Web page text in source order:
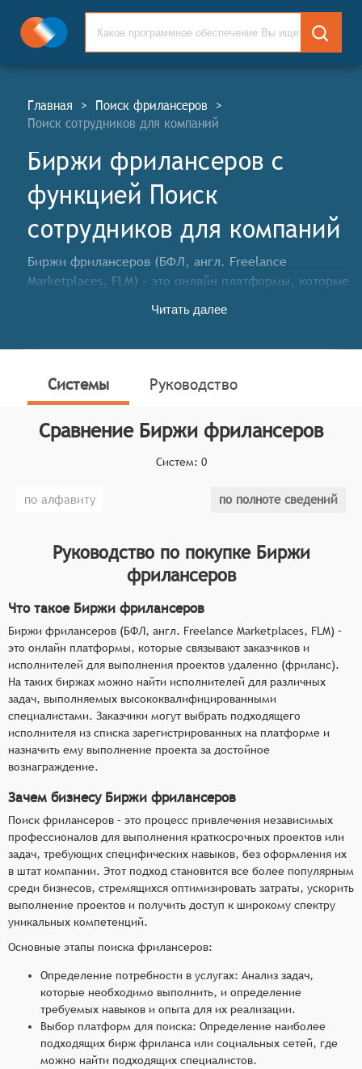
Главная > Поиск фрилансеров >
Поиск сотрудников для компаний
Биржи фрилансеров c
функцией Поиск
сотрудников для компаний
Биржи фрилансеров (БФЛ, англ. Freelance
Marketplaces, FLM) – это онлайн платформы, которые
выполнения проектов удаленно (фриланс). На таких
специалистами. Заказчики могут выбрать
подходящего исполнителя из списка
выполнение проекта за достойное вознаграждение.
Классификатор программных продуктов Соваре
для систем. Для того чтобы соответствовать
Создание проектов: Возможность создания
сроков выполнения, требований к качеству и
других важных параметров, что позволяет
работодателям чётко формулировать свои
запросы.
Поиск исполнителей: Функционал для поиска
исполнителей на основе заданных критериев,
включая профессиональные навыки, опыт
работы, отзывы клиентов и другие факторы,
что упрощает процесс выбора подходящего
Система рейтингов: Механизм оценки работы
исполнителей клиентами, включая
возможность оставлять отзывы и рейтинги, что
способствует формированию репутации и
доверия к фрилансерам.
Управление проектами: Инструменты для
управления проектами, включая отслеживание
прогресса выполнения задач, обмен файлами и
выставления счетов и оплаты выполненных
работ.
Интеграция с платёжными системами:
Возможность интеграции с популярными
платёжными системами для упрощения
Читать далее
Системы Руководство
Сравнение Биржи фрилансеров
Систем: 0
по алфавиту по полноте сведений
Руководство по покупке Биржи
фрилансеров
Что такое Биржи фрилансеров
Биржи фрилансеров (БФЛ, англ. Freelance Marketplaces, FLM) –
это онлайн платформы, которые связывают заказчиков и
исполнителей для выполнения проектов удаленно (фриланс).
На таких биржах можно найти исполнителей для различных
задач, выполняемых высококвалифицированными
специалистами. Заказчики могут выбрать подходящего
исполнителя из списка зарегистрированных на платформе и
назначить ему выполнение проекта за достойное
вознаграждение.
Зачем бизнесу Биржи фрилансеров
Поиск фрилансеров – это процесс привлечения независимых
профессионалов для выполнения краткосрочных проектов или
задач, требующих специфических навыков, без оформления их
в штат компании. Этот подход становится все более популярным
среди бизнесов, стремящихся оптимизировать затраты, ускорить
выполнение проектов и получить доступ к широкому спектру
уникальных компетенций.
Основные этапы поиска фрилансеров:
Определение потребности в услугах: Анализ задач,
которые необходимо выполнить, и определение
требуемых навыков и опыта для их реализации.
Выбор платформ для поиска: Определение наиболее
подходящих бирж фриланса или социальных сетей, где
можно найти подходящих специалистов.